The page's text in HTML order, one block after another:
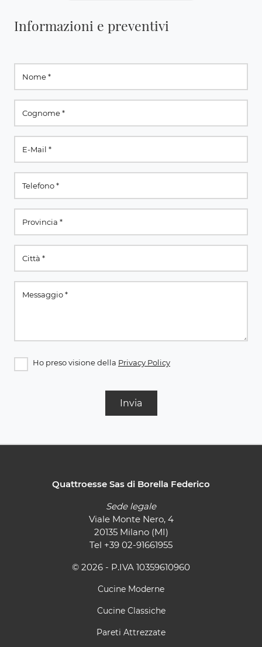
Informazioni e preventivi
Ho preso visione della Privacy Policy
Invia
Quattroesse Sas di Borella Federico
Sede legale
Viale Monte Nero, 4
20135 Milano (MI)
Tel +39 02-91661955
© 2026 - P.IVA 10359610960
Cucine Moderne
Cucine Classiche
Pareti Attrezzate